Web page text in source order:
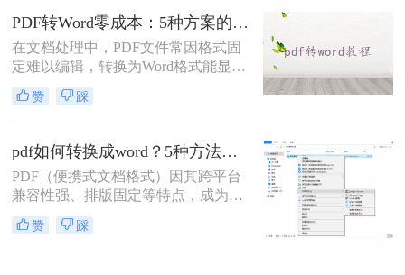
word怎么转呢？本文将详细介绍几种
常用的PDF转Word方法，助您轻松完
成转换。
PDF转Word零成本：5种方案的成本、速度、精度对比！
在文档处理中，PDF文件常因格式固
定难以编辑，转换为Word格式能显著
提升工作效率。然而，市面上许多转
换工具需付费或存在隐私风险，那么
5种完全免费的解决方案。所有方法
均基于官方或开源平台，确保零成
本、无广告、无数据泄露。无需任何
付费，即可实现高质量转换，告别格
式错乱与隐私担忧！
赞 踩
pdf如何转换成word？5种方法从免费到编程实测对比！
PDF（便携式文档格式）因其跨平台
兼容性强、排版固定等特点，成为文
档共享和存档的首选。但若需编辑内
容或调整格式，需将PDF转换为
赞 踩